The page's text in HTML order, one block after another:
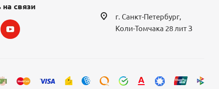
связи
г. Санкт-Петербург,
Коли-Томчака 28 лит З